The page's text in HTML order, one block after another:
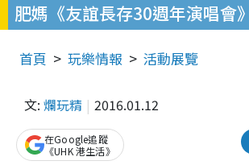
肥媽《友誼長存30週年演唱會》
首頁 玩樂情報 活動展覽
文: 爛玩精 2016.01.12
在Google追蹤
《UHK 港生活》